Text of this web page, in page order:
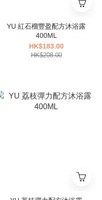
YU 紅石榴豐盈配方沐浴露
400ML
HK$183.00
HK$208.00